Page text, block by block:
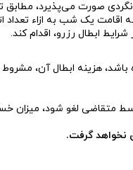
صورت می‌پذیرد،
ابطال رزرو، اقدام کند.
هزینه ابطال آن،
متقاضی لغو شود،